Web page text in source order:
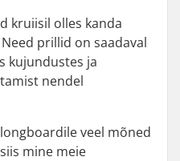
kruiisil olles kanda
prillid on saadaval
kujundustes ja
nendel
veel mõned
mine meie